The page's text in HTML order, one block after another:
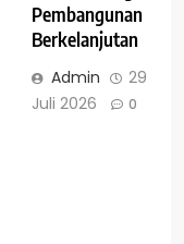
Pembangunan
Berkelanjutan
Admin
29
Juli 2026
0